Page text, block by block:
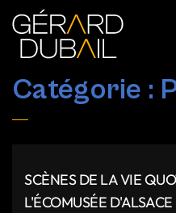
Catégorie :
SCÈNES DE LA VIE
L'ÉCOMUSÉE D'ALSACE